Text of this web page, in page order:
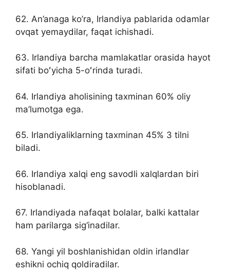
62. An’anaga ko’ra, Irlandiya pablarida odamlar
ovqat yemaydilar, faqat ichishadi.
63. Irlandiya barcha mamlakatlar orasida hayot
sifati boʻyicha 5-oʻrinda turadi.
64. Irlandiya aholisining taxminan 60% oliy
ma’lumotga ega.
65. Irlandiyaliklarning taxminan 45% 3 tilni
biladi.
66. Irlandiya xalqi eng savodli xalqlardan biri
hisoblanadi.
67. Irlandiyada nafaqat bolalar, balki kattalar
ham parilarga sig‘inadilar.
68. Yangi yil boshlanishidan oldin irlandlar
eshikni ochiq qoldiradilar.